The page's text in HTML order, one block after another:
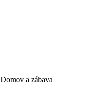
Domov a zábava